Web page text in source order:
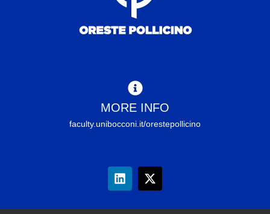
MORE INFO
faculty.unibocconi.it/orestepollicino